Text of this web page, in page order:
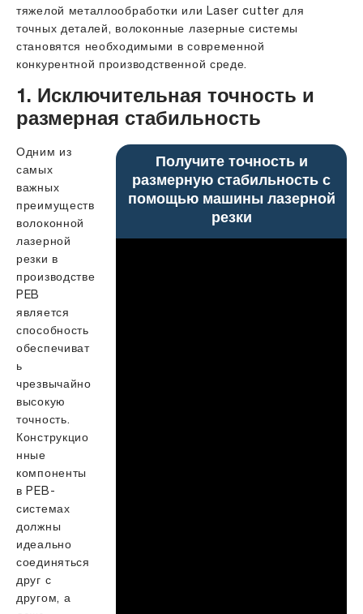
тяжелой металлообработки или Laser cutter для
точных деталей, волоконные лазерные системы
становятся необходимыми в современной
конкурентной производственной среде.
1. Исключительная точность и
размерная стабильность
Получите точность и
размерную стабильность с
помощью машины лазерной
резки
Одним из
самых
важных
преимуществ
волоконной
лазерной
резки в
производстве
PEB
является
способность
обеспечиват
ь
чрезвычайно
высокую
точность.
Конструкцио
нные
компоненты
в PEB-
системах
должны
идеально
соединяться
друг с
другом, а